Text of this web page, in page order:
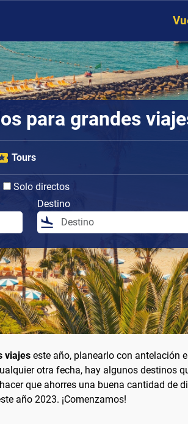
para grandes
Tours
Solo directos
Destino
viajes este año, planearlo con antelación
otra fecha, hay algunos destinos
que ahorres una buena cantidad de
año 2023. ¡Comenzamos!